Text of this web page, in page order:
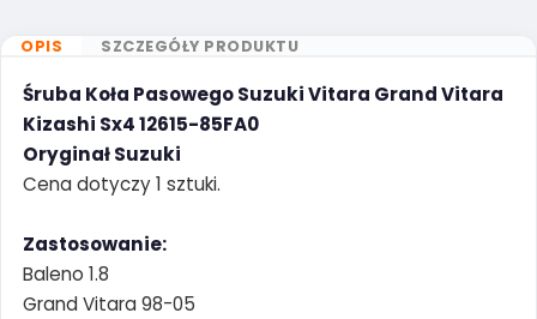
OPIS SZCZEGÓŁY PRODUKTU
Śruba Koła Pasowego Suzuki Vitara Grand Vitara
Kizashi Sx4 12615-85FA0
Oryginał Suzuki
Cena dotyczy 1 sztuki.
Zastosowanie:
Baleno 1.8
Grand Vitara 98-05